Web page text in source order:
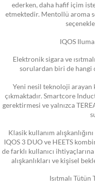
ederken, daha hafif içim
etmektedir. Mentollü aroma
IQOS
Elektronik sigara ve
sorulardan biri de hangi
Yeni nesil teknoloji arayan
çıkmaktadır. Smartcore
gerektirmesi ve yalnızca
Klasik kullanım
IQOS 3 DUO ve HEETS
de farklı kullanıcı
alışkanlıkları ve kişisel
Isıtmalı